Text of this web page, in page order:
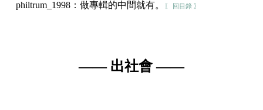
philtrum_1998：做專輯的中間就有。 〖 回目錄 〗
—— 出社會 ——